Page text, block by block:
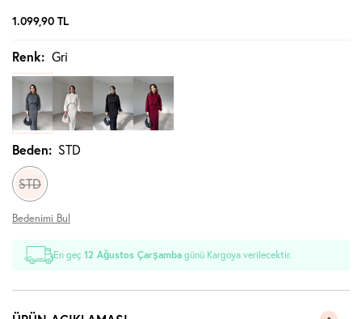
1.099,90 TL
Renk: Gri
Beden: STD
STD
Bedenimi Bul
En geç12 Ağustos Çarşamba günü Kargoya verilecektir.